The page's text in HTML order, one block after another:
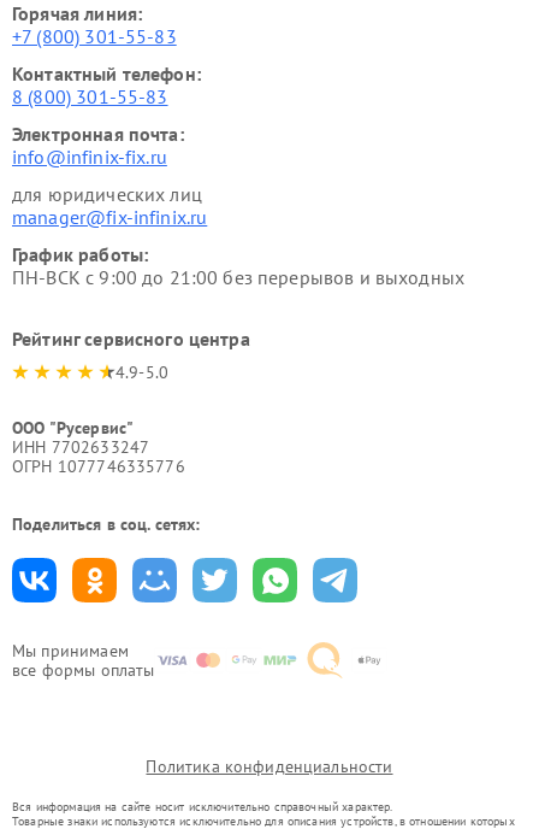
Мы принимаем
все формы оплаты
Горячая линия:
+7 (800) 301-55-83
Контактный телефон:
8 (800) 301-55-83
Электронная почта:
info@infinix-fix.ru
для юридических лиц
manager@fix-infinix.ru
График работы:
ПН-ВСК с 9:00 до 21:00 без перерывов и выходных
Рейтинг сервисного центра
4.9-5.0
ООО "Русервис"
ИНН 7702633247
ОГРН 1077746335776
Поделиться в соц. сетях:
Политика конфиденциальности
Вся информация на сайте носит исключительно справочный характер.
Товарные знаки используются исключительно для описания устройств, в отношении которых